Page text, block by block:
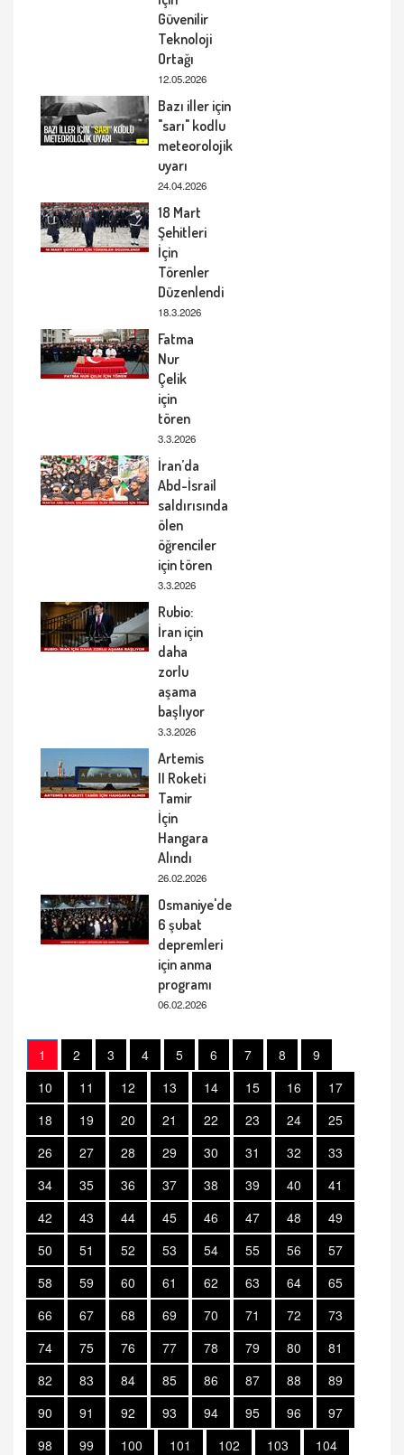
Güvenilir
Teknoloji
Ortağı
12.05.2026
Bazı iller için
"sarı" kodlu
meteorolojik
uyarı
24.04.2026
18 Mart
Şehitleri
İçin
Törenler
Düzenlendi
18.3.2026
Fatma
Nur
Çelik
için
tören
3.3.2026
İran’da
Abd-İsrail
saldırısında
ölen
öğrenciler
için tören
3.3.2026
Rubio:
İran için
daha
zorlu
aşama
başlıyor
3.3.2026
Artemis
II Roketi
Tamir
İçin
Hangara
Alındı
26.02.2026
Osmaniye'de
6 şubat
depremleri
için anma
programı
06.02.2026
1 2 3 4 5 6 7 8
9
10
11 12 13 14 15 16
17
18
19 20 21 22 23 24
25
26
27 28 29 30 31 32
33
34
35 36 37 38 39 40
41
42
43 44 45 46 47 48
49
50
51 52 53 54 55 56
57
58
59 60 61 62 63 64
65
66
67 68 69 70 71 72
73
74
75 76 77 78 79 80
81
82
83 84 85 86 87 88
89
90
91 92 93 94 95 96
97
98
99 100 101 102 103
104